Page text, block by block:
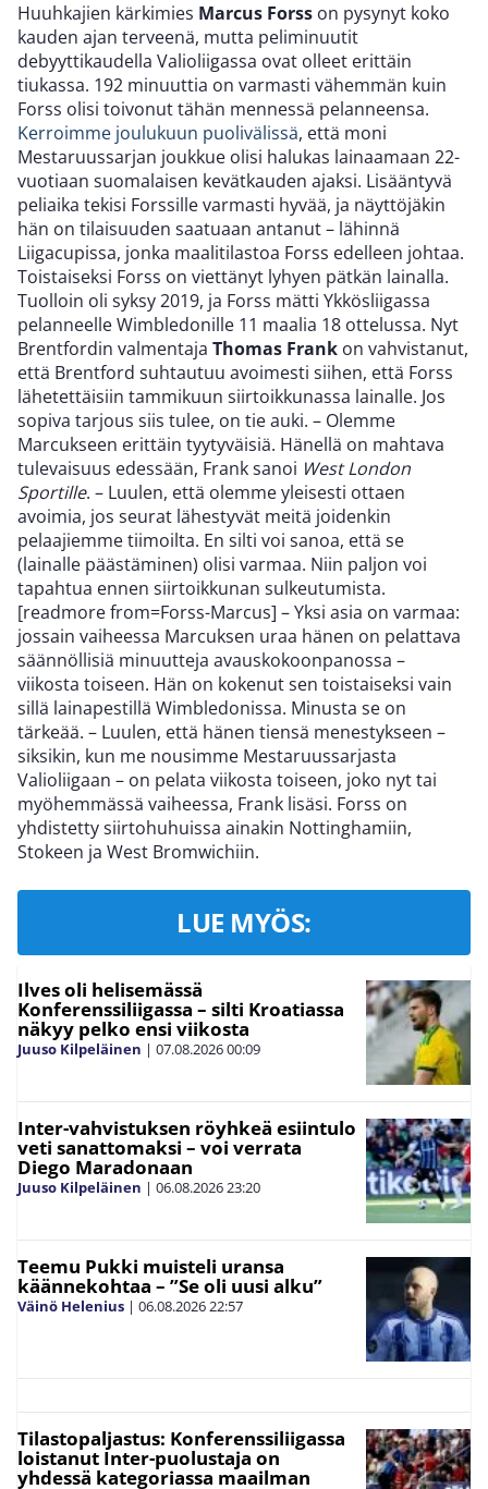
Huuhkajien kärkimies Marcus Forss on pysynyt koko
kauden ajan terveenä, mutta peliminuutit
debyyttikaudella Valioliigassa ovat olleet erittäin
tiukassa. 192 minuuttia on varmasti vähemmän kuin
Forss olisi toivonut tähän mennessä pelanneensa.
Kerroimme joulukuun puolivälissä, että moni
Mestaruussarjan joukkue olisi halukas lainaamaan 22-
vuotiaan suomalaisen kevätkauden ajaksi. Lisääntyvä
peliaika tekisi Forssille varmasti hyvää, ja näyttöjäkin
hän on tilaisuuden saatuaan antanut – lähinnä
Liigacupissa, jonka maalitilastoa Forss edelleen johtaa.
Toistaiseksi Forss on viettänyt lyhyen pätkän lainalla.
Tuolloin oli syksy 2019, ja Forss mätti Ykkösliigassa
pelanneelle Wimbledonille 11 maalia 18 ottelussa. Nyt
Brentfordin valmentaja Thomas Frank on vahvistanut,
että Brentford suhtautuu avoimesti siihen, että Forss
lähetettäisiin tammikuun siirtoikkunassa lainalle. Jos
sopiva tarjous siis tulee, on tie auki. – Olemme
Marcukseen erittäin tyytyväisiä. Hänellä on mahtava
tulevaisuus edessään, Frank sanoi West London
Sportille. – Luulen, että olemme yleisesti ottaen
avoimia, jos seurat lähestyvät meitä joidenkin
pelaajiemme tiimoilta. En silti voi sanoa, että se
(lainalle päästäminen) olisi varmaa. Niin paljon voi
tapahtua ennen siirtoikkunan sulkeutumista.
[readmore from=Forss-Marcus] – Yksi asia on varmaa:
jossain vaiheessa Marcuksen uraa hänen on pelattava
säännöllisiä minuutteja avauskokoonpanossa –
viikosta toiseen. Hän on kokenut sen toistaiseksi vain
sillä lainapestillä Wimbledonissa. Minusta se on
tärkeää. – Luulen, että hänen tiensä menestykseen –
siksikin, kun me nousimme Mestaruussarjasta
Valioliigaan – on pelata viikosta toiseen, joko nyt tai
myöhemmässä vaiheessa, Frank lisäsi. Forss on
yhdistetty siirtohuhuissa ainakin Nottinghamiin,
Stokeen ja West Bromwichiin.
LUE MYÖS:
Ilves oli helisemässä
Konferenssiliigassa – silti Kroatiassa
näkyy pelko ensi viikosta
Juuso Kilpeläinen | 07.08.202600:09
Inter-vahvistuksen röyhkeä esiintulo
veti sanattomaksi – voi verrata
Diego Maradonaan
Juuso Kilpeläinen | 06.08.202623:20
Teemu Pukki muisteli uransa
käännekohtaa – ”Se oli uusi alku”
Väinö Helenius | 06.08.202622:57
Tilastopaljastus: Konferenssiliigassa
loistanut Inter-puolustaja on
yhdessä kategoriassa maailman